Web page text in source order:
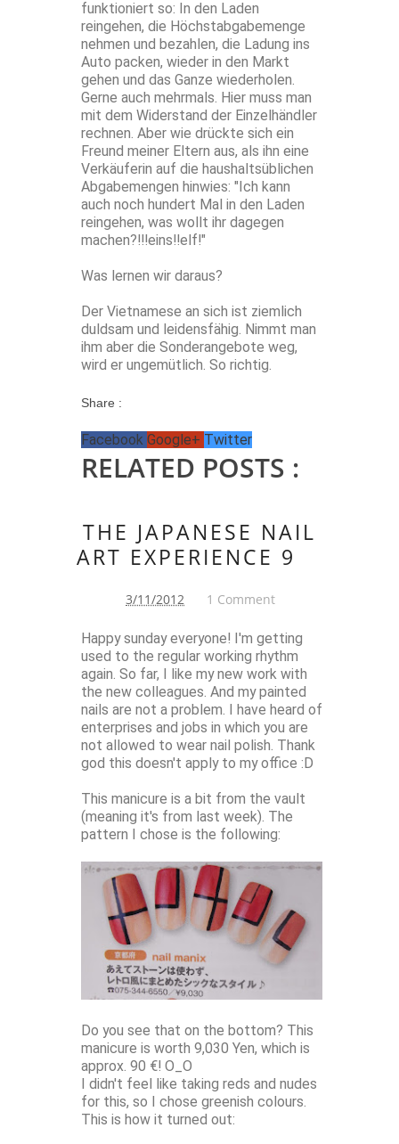
funktioniert so: In den Laden
reingehen, die Höchstabgabemenge
nehmen und bezahlen, die Ladung ins
Auto packen, wieder in den Markt
gehen und das Ganze wiederholen.
Gerne auch mehrmals. Hier muss man
mit dem Widerstand der Einzelhändler
rechnen. Aber wie drückte sich ein
Freund meiner Eltern aus, als ihn eine
Verkäuferin auf die haushaltsüblichen
Abgabemengen hinwies: "Ich kann
auch noch hundert Mal in den Laden
reingehen, was wollt ihr dagegen
machen?!!!eins!!elf!"
Was lernen wir daraus?
Der Vietnamese an sich ist ziemlich
duldsam und leidensfähig. Nimmt man
ihm aber die Sonderangebote weg,
wird er ungemütlich. So richtig.
Share :
Facebook Google+ Twitter
RELATED POSTS :
THE JAPANESE NAIL
ART EXPERIENCE 9
3/11/2012 1 Comment
Happy sunday everyone! I'm getting
used to the regular working rhythm
again. So far, I like my new work with
the new colleagues. And my painted
nails are not a problem. I have heard of
enterprises and jobs in which you are
not allowed to wear nail polish. Thank
god this doesn't apply to my office :D
This manicure is a bit from the vault
(meaning it's from last week). The
pattern I chose is the following:
Do you see that on the bottom? This
manicure is worth 9,030 Yen, which is
approx. 90 €! O_O
I didn't feel like taking reds and nudes
for this, so I chose greenish colours.
This is how it turned out: